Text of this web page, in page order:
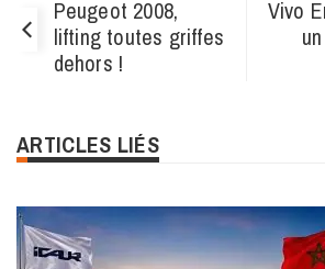
Peugeot 2008,
lifting toutes griffes
dehors !
Vivo
ARTICLES LIÉS